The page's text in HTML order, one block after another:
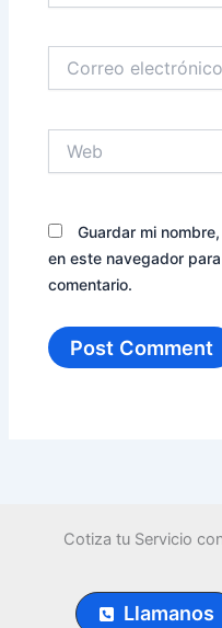
electrónico*
Guardar mi
en este navegador
comentario.
Cotiza tu Servicio
Llamanos